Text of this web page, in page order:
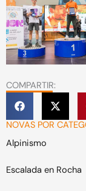
COMPARTIR:
NOVAS POR
Alpinismo
Escalada en Rocha